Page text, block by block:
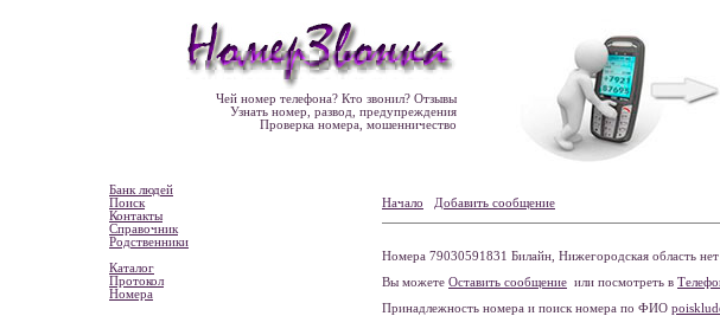
Чей номер телефона? Кто звонил? Отзывы
Узнать номер, развод, предупреждения
Проверка номера, мошенничество
Банк людей
Поиск
Контакты
Справочник
Родственники
Каталог
Протокол
Номера
Начало
Добавить сообщение
Номера 79030591831 Билайн, Нижегородская область нет
Вы можете Оставить сообщение или посмотреть в
Принадлежность номера и поиск номера по ФИО